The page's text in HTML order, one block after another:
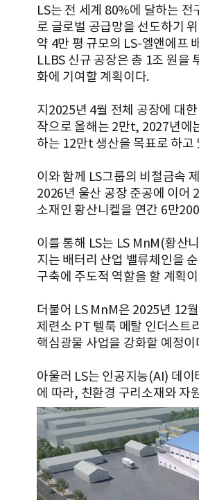
LS는 전 세계 80%에 달하는
로 글로벌 공급망을 선도하기
약 4만 평 규모의 LS-엘앤에프
LLBS 신규 공장은 총 1조 원을
화에 기여할 계획이다.
지2025년 4월 전체 공장에 대
작으로 올해는 2만t, 2027년에
하는 12만t 생산을 목표로 하고
이와 함께 LS그룹의 비철금속
2026년 울산 공장 준공에 이어
소재인 황산니켈을 연간 6만
이를 통해 LS는 LS MnM(황산
지는 배터리 산업 밸류체인을
구축에 주도적 역할을 할 계획
더불어 LS MnM은 2025년 12
제련소 PT 텔룩 메탈 인더스트
핵심광물 사업을 강화할 예정이
아울러 LS는 인공지능(AI) 데
에 따라, 친환경 구리소재와 자